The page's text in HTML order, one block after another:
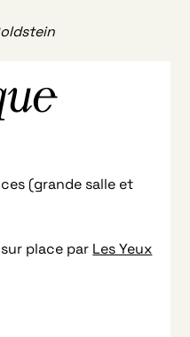
(grande salle et
place par Les Yeux